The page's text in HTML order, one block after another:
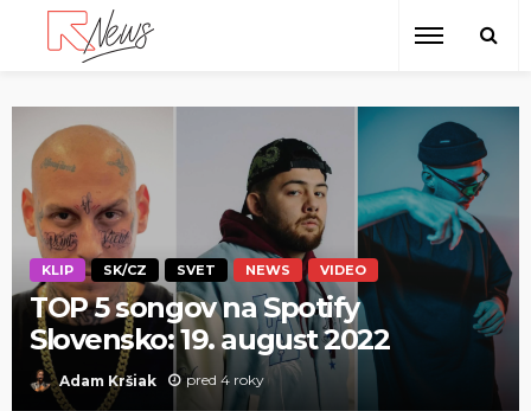
KLIP SK/CZ SVET NEWS VIDEO
TOP 5 songov na Spotify
Slovensko: 19. august 2022
Adam Kršiak pred 4 roky